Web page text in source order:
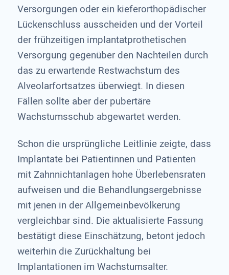
Versorgungen oder ein kieferorthopädischer
Lückenschluss ausscheiden und der Vorteil
der frühzeitigen implantatprothetischen
Versorgung gegenüber den Nachteilen durch
das zu erwartende Restwachstum des
Alveolarfortsatzes überwiegt. In diesen
Fällen sollte aber der pubertäre
Wachstumsschub abgewartet werden.
Schon die ursprüngliche Leitlinie zeigte, dass
Implantate bei Patientinnen und Patienten
mit Zahnnichtanlagen hohe Überlebensraten
aufweisen und die Behandlungsergebnisse
mit jenen in der Allgemeinbevölkerung
vergleichbar sind. Die aktualisierte Fassung
bestätigt diese Einschätzung, betont jedoch
weiterhin die Zurückhaltung bei
Implantationen im Wachstumsalter.